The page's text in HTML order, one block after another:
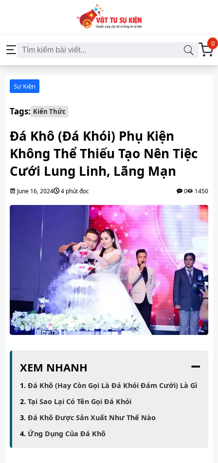
0
Sự Kiện
Tags: Kiến Thức
Đá Khô (Đá Khói) Phụ Kiện
Không Thể Thiếu Tạo Nên Tiệc
Cưới Lung Linh, Lãng Mạn
June 16, 2024 4 phút đọc 0 1450
XEM NHANH −
Đá Khô (Hay Còn Gọi Là Đá Khói Đám Cưới) Là Gì
Tại Sao Lại Có Tên Gọi Đá Khói
Đá Khô Được Sản Xuất Như Thế Nào
Ứng Dụng Của Đá Khô